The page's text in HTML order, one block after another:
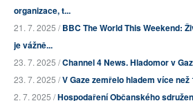
organizace, t...
21. 7. 2025 /BBC The World This Weekend:
je vážně...
23. 7. 2025 /Channel 4 News. Hladomor v
23. 7. 2025 /V Gaze zemřelo hladem více
2. 7. 2025 /Hospodaření Občanského